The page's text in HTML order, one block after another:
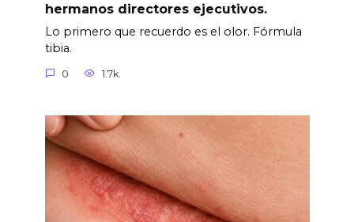
hermanos directores ejecutivos.
Lo primero que recuerdo es el olor. Fórmula
tibia.
0 1.7k.